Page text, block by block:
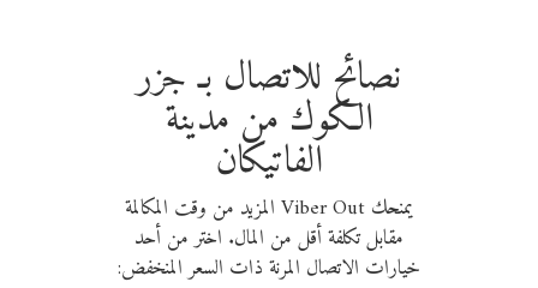
نصائح للاتصال بـ جزر
الكوك من مدينة
الفاتيكان
يمنحك Viber Out المزيد من وقت المكالمة
مقابل تكلفة أقل من المال. اختر من أحد
خيارات الاتصال المرنة ذات السعر المنخفض: